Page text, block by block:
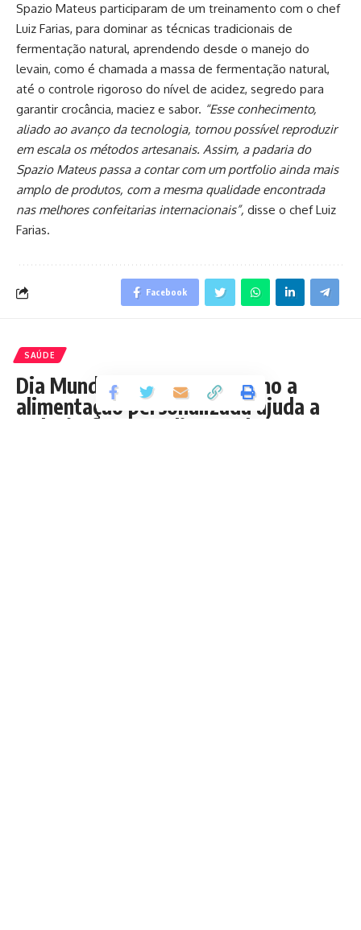
Spazio Mateus participaram de um treinamento com o chef
Luiz Farias, para dominar as técnicas tradicionais de
fermentação natural, aprendendo desde o manejo do
levain, como é chamada a massa de fermentação natural,
até o controle rigoroso do nível de acidez, segredo para
garantir crocância, maciez e sabor. “Esse conhecimento,
aliado ao avanço da tecnologia, tornou possível reproduzir
em escala os métodos artesanais. Assim, a padaria do
Spazio Mateus passa a contar com um portfolio ainda mais
amplo de produtos, com a mesma qualidade encontrada
nas melhores confeitarias internacionais”, disse o chef Luiz
Farias.
Facebook
SAÚDE
Dia Mundial do Coração: como a
alimentação personalizada ajuda a
reduzir riscos cardiovasculares